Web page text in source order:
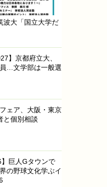
波大「国立大学だ
】京都府立大、
…文学部は一般選
ェア、大阪・東京
と個別相談
】巨人Gタウンで
の野球文化学ぶイ